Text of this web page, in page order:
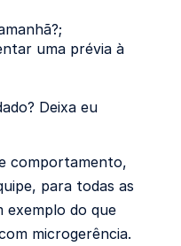
uma prévia à
Deixa eu
comportamento,
para todas as
exemplo do que
microgerência.